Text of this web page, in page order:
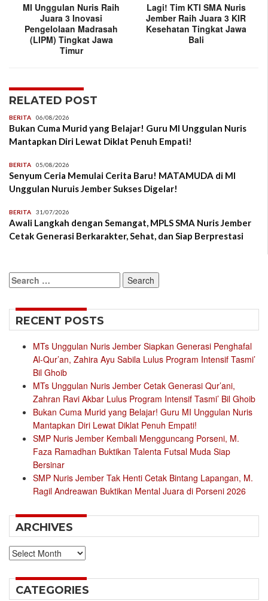
MI Unggulan Nuris Raih
Juara 3 Inovasi
Pengelolaan Madrasah
(LIPM) Tingkat Jawa
Timur
Lagi! Tim KTI SMA Nuris
Jember Raih Juara 3 KIR
Kesehatan Tingkat Jawa
Bali
RELATED POST
BERITA 06/08/2026
Bukan Cuma Murid yang Belajar! Guru MI Unggulan Nuris
Mantapkan Diri Lewat Diklat Penuh Empati!
BERITA 05/08/2026
Senyum Ceria Memulai Cerita Baru! MATAMUDA di MI
Unggulan Nuruis Jember Sukses Digelar!
BERITA 31/07/2026
Awali Langkah dengan Semangat, MPLS SMA Nuris Jember
Cetak Generasi Berkarakter, Sehat, dan Siap Berprestasi
Search
for:
RECENT POSTS
MTs Unggulan Nuris Jember Siapkan Generasi Penghafal
Al-Qur’an, Zahira Ayu Sabila Lulus Program Intensif Tasmi’
Bil Ghoib
MTs Unggulan Nuris Jember Cetak Generasi Qur’ani,
Zahran Ravi Akbar Lulus Program Intensif Tasmi’ Bil Ghoib
Bukan Cuma Murid yang Belajar! Guru MI Unggulan Nuris
Mantapkan Diri Lewat Diklat Penuh Empati!
SMP Nuris Jember Kembali Mengguncang Porseni, M.
Faza Ramadhan Buktikan Talenta Futsal Muda Siap
Bersinar
SMP Nuris Jember Tak Henti Cetak Bintang Lapangan, M.
Ragil Andreawan Buktikan Mental Juara di Porseni 2026
ARCHIVES
Archives
CATEGORIES